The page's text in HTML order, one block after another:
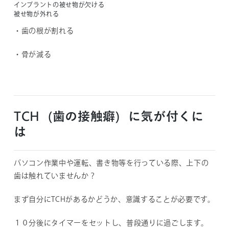
インプラントの被せ物が欠ける
被せ物が外れる
・歯の根が割れる
・骨が減る
TCH（歯の接触癖）に気が付くに
は
パソコン作業中や運転、書き物等を行っている際、上下の
歯は触れていませんか？
まず自分にTCHがあるかどうか、意識することが必要です。
１０分後にタイマーをセットし、普段通りに過ごします。